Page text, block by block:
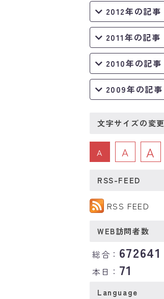
2012年の記事
2011年の記事
2010年の記事
2009年の記事
文字サイズの変更
A A A
RSS-FEED
RSS FEED
WEB訪問者数
総合： 672641
本日： 71
Language